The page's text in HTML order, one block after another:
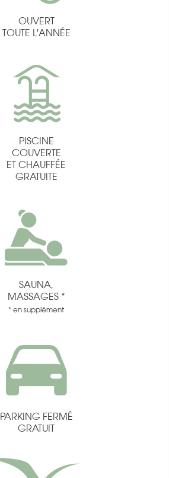
OUVERT
TOUTE L'ANNÉE
PISCINE
COUVERTE
ET CHAUFFÉE
GRATUITE
SAUNA,
MASSAGES *
* en supplément
PARKING FERMÉ
GRATUIT